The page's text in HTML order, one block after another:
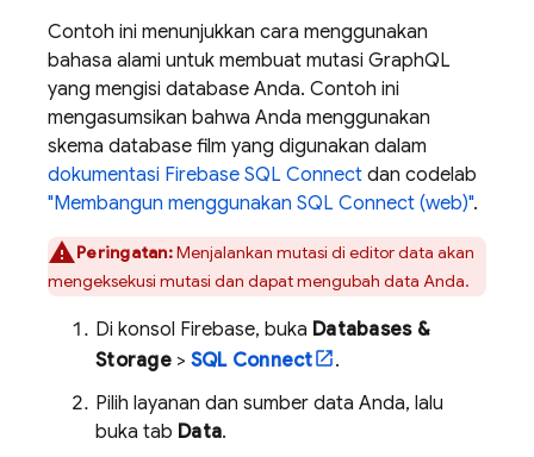
Contoh ini menunjukkan cara menggunakan
bahasa alami untuk membuat mutasi GraphQL
yang mengisi database Anda. Contoh ini
mengasumsikan bahwa Anda menggunakan
skema database film yang digunakan dalam
dokumentasi Firebase SQL Connect dan codelab
"Membangun menggunakan SQL Connect (web)".
Peringatan:Menjalankan mutasi di editor data akan
mengeksekusi mutasi dan dapat mengubah data Anda.
Di konsol Firebase, buka Databases &
Storage> SQL Connect
.
Pilih layanan dan sumber data Anda, lalu
buka tab Data.